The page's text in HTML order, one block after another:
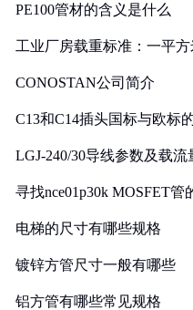
PE100管材的含义是什么
工业厂房载重标准：一平
CONOSTAN公司简介
C13和C14插头国标与欧标
LGJ-240/30导线参数及载流
寻找nce01p30k MOSFET
电梯的尺寸有哪些规格
镀锌方管尺寸一般有哪些
铝方管有哪些常见规格